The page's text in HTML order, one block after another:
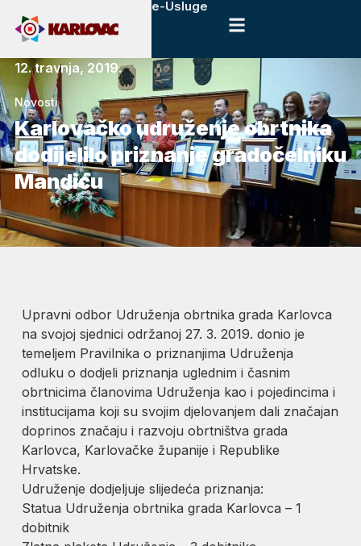
e-Usluge
12. travnja, 2019.
Novosti
Karlovačko udruženje obrtnika
dodijelilo priznanje gradočelniku
Mandiću
Upravni odbor Udruženja obrtnika grada Karlovca
na svojoj sjednici održanoj 27. 3. 2019. donio je
temeljem Pravilnika o priznanjima Udruženja
odluku o dodjeli priznanja uglednim i časnim
obrtnicima članovima Udruženja kao i pojedincima i
institucijama koji su svojim djelovanjem dali značajan
doprinos značaju i razvoju obrtništva grada
Karlovca, Karlovačke županije i Republike
Hrvatske.
Udruženje dodjeljuje slijedeća priznanja:
Statua Udruženja obrtnika grada Karlovca – 1
dobitnik